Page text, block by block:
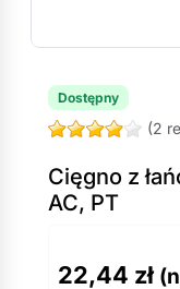
Dostępny
(2
Cięgno z
AC, PT
22,44 zł